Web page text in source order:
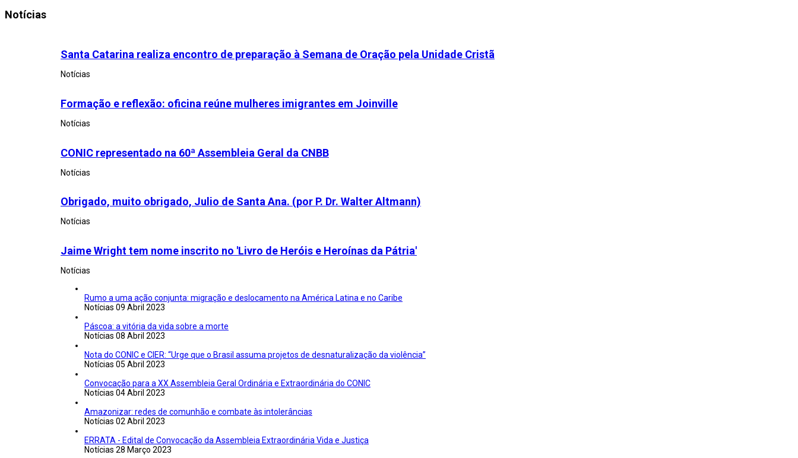
Notícias
Santa Catarina realiza encontro de preparação à Semana de Oração pela Unidade Cristã
Notícias
Formação e reflexão: oficina reúne mulheres imigrantes em Joinville
Notícias
CONIC representado na 60ª Assembleia Geral da CNBB
Notícias
Obrigado, muito obrigado, Julio de Santa Ana. (por P. Dr. Walter Altmann)
Notícias
Jaime Wright tem nome inscrito no 'Livro de Heróis e Heroínas da Pátria'
Notícias
Rumo a uma ação conjunta: migração e deslocamento na América Latina e no Caribe
Notícias 09 Abril 2023
Páscoa: a vitória da vida sobre a morte
Notícias 08 Abril 2023
Nota do CONIC e CIER: “Urge que o Brasil assuma projetos de desnaturalização da violência”
Notícias 05 Abril 2023
Convocação para a XX Assembleia Geral Ordinária e Extraordinária do CONIC
Notícias 04 Abril 2023
Amazonizar: redes de comunhão e combate às intolerâncias
Notícias 02 Abril 2023
ERRATA - Edital de Convocação da Assembleia Extraordinária Vida e Justiça
Notícias 28 Março 2023